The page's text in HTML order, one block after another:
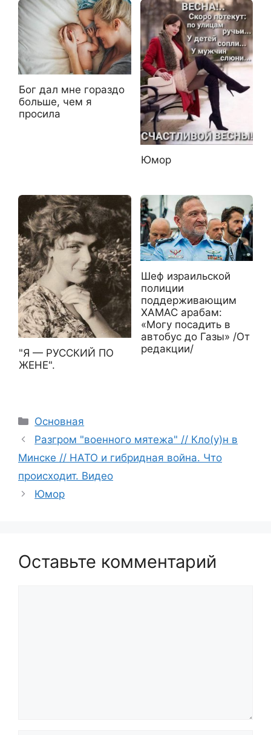
Бог дал мне гораздо
больше, чем я
просила
Юмор
"Я — РУССКИЙ ПО
ЖЕНЕ".
Шеф израильской
полиции
поддерживающим
ХАМАС арабам:
«Могу посадить в
автобус до Газы» /От
редакции/
Рубрики
Основная
Разгром "военного мятежа" // Кло(у)н в
Минске // НАТО и гибридная война. Что
происходит. Видео
Юмор
Оставьте комментарий